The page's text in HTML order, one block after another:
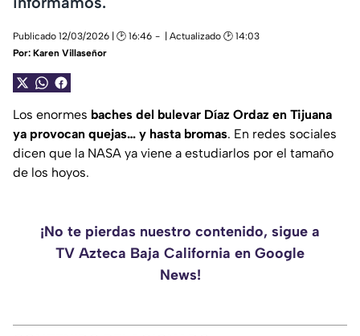
Publicado 12/03/2026 | 🕑 16:46
| Actualizado 🕑 14:03
Por: Karen Villaseñor
Los enormes baches del bulevar Díaz Ordaz en Tijuana
ya provocan quejas… y hasta bromas. En redes sociales
dicen que la NASA ya viene a estudiarlos por el tamaño
de los hoyos.
¡No te pierdas nuestro contenido, sigue a
TV Azteca Baja California en Google
News!